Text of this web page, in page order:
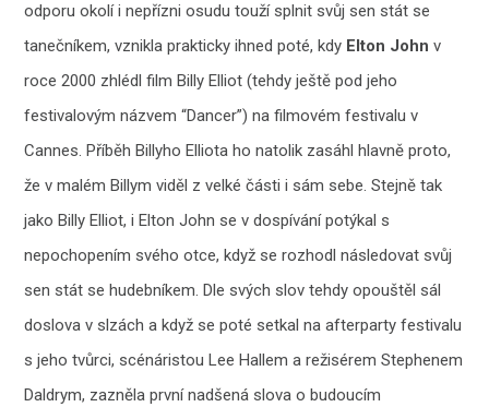
odporu okolí i nepřízni osudu touží splnit svůj sen stát se
tanečníkem, vznikla prakticky ihned poté, kdy Elton John v
roce 2000 zhlédl film Billy Elliot (tehdy ještě pod jeho
festivalovým názvem “Dancer”) na filmovém festivalu v
Cannes. Příběh Billyho Elliota ho natolik zasáhl hlavně proto,
že v malém Billym viděl z velké části i sám sebe. Stejně tak
jako Billy Elliot, i Elton John se v dospívání potýkal s
nepochopením svého otce, když se rozhodl následovat svůj
sen stát se hudebníkem. Dle svých slov tehdy opouštěl sál
doslova v slzách a když se poté setkal na afterparty festivalu
s jeho tvůrci, scénáristou Lee Hallem a režisérem Stephenem
Daldrym, zazněla první nadšená slova o budoucím